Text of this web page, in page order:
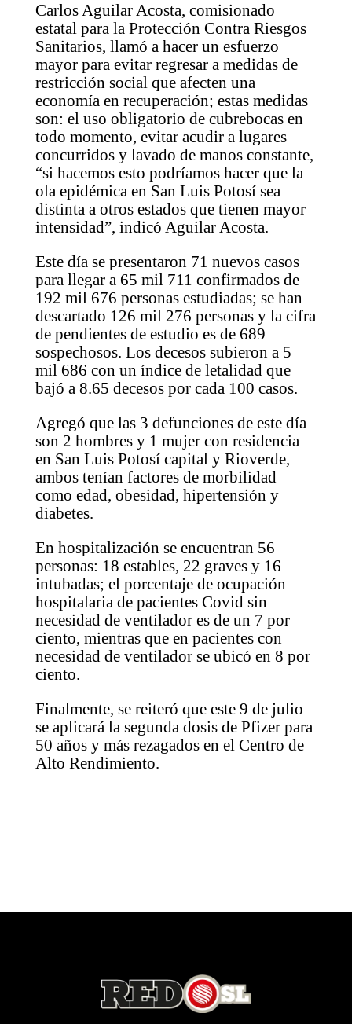
Carlos Aguilar Acosta, comisionado
estatal para la Protección Contra Riesgos
Sanitarios, llamó a hacer un esfuerzo
mayor para evitar regresar a medidas de
restricción social que afecten una
economía en recuperación; estas medidas
son: el uso obligatorio de cubrebocas en
todo momento, evitar acudir a lugares
concurridos y lavado de manos constante,
“si hacemos esto podríamos hacer que la
ola epidémica en San Luis Potosí sea
distinta a otros estados que tienen mayor
intensidad”, indicó Aguilar Acosta.
Este día se presentaron 71 nuevos casos
para llegar a 65 mil 711 confirmados de
192 mil 676 personas estudiadas; se han
descartado 126 mil 276 personas y la cifra
de pendientes de estudio es de 689
sospechosos. Los decesos subieron a 5
mil 686 con un índice de letalidad que
bajó a 8.65 decesos por cada 100 casos.
Agregó que las 3 defunciones de este día
son 2 hombres y 1 mujer con residencia
en San Luis Potosí capital y Rioverde,
ambos tenían factores de morbilidad
como edad, obesidad, hipertensión y
diabetes.
En hospitalización se encuentran 56
personas: 18 estables, 22 graves y 16
intubadas; el porcentaje de ocupación
hospitalaria de pacientes Covid sin
necesidad de ventilador es de un 7 por
ciento, mientras que en pacientes con
necesidad de ventilador se ubicó en 8 por
ciento.
Finalmente, se reiteró que este 9 de julio
se aplicará la segunda dosis de Pfizer para
50 años y más rezagados en el Centro de
Alto Rendimiento.